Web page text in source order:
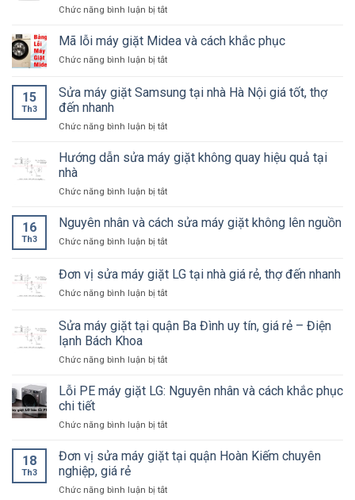
quận
Mai
nhà,
rẻ,
Chức năng bình luận bị tắtở
dẫn
lỗi
máy
cực
giản
Mã lỗi máy giặt Midea và cách khắc phục
Chức năng bình luận bị tắtở
máy
Midea
cách
khắc
15
Th3
Sửa máy giặt Samsung tại nhà Hà Nội giá tốt, thợ
đến nhanh
Chức năng bình luận bị tắtở
máy
giặt
tại
Hà
giá
thợ
Hướng dẫn sửa máy giặt không quay hiệu quả tại
nhà
Chức năng bình luận bị tắtở
dẫn
máy
không
hiệu
tại
16
Th3
Nguyên nhân và cách sửa máy giặt không lên nguồn
Chức năng bình luận bị tắtở
nhân
và
cách
máy
giặt
lên
Đơn vị sửa máy giặt LG tại nhà giá rẻ, thợ đến nhanh
Chức năng bình luận bị tắtở
vị
sửa
giặt
tại
nhà
rẻ,
đến
Sửa máy giặt tại quận Ba Đình uy tín, giá rẻ – Điện
lạnh Bách Khoa
Chức năng bình luận bị tắtở
máy
giặt
quận
Đình
giá
Lỗi PE máy giặt LG: Nguyên nhân và cách khắc phục
chi tiết
Chức năng bình luận bị tắtở
PE
máy
LG:
18
Th3
Đơn vị sửa máy giặt tại quận Hoàn Kiếm chuyên
nghiệp, giá rẻ
Chức năng bình luận bị tắtở